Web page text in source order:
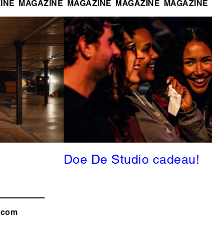
MAGAZINE MAGAZINE MAGAZINE MAGAZINE
Doe De Studio cadeau!